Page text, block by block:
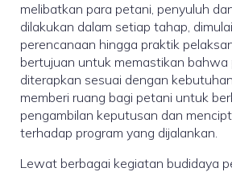
melibatkan para petani, penyuluh
dilakukan dalam setiap tahap,
perencanaan hingga praktik
bertujuan untuk memastikan bahwa
diterapkan sesuai dengan
memberi ruang bagi petani untuk
pengambilan keputusan dan
terhadap program yang dijalankan.
Lewat berbagai kegiatan budidaya